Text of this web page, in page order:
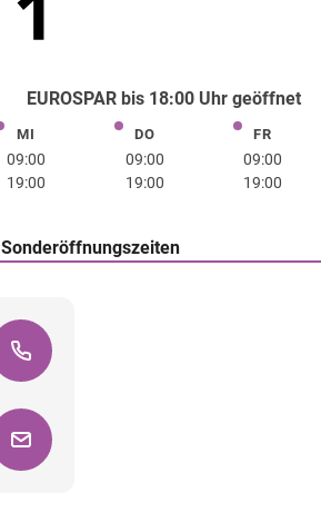
EUROSPAR bis 18:00 Uhr geöffnet
MIMittwoch
09:00
19:00
DODonnerstag
09:00
19:00
FRFreitag
09:00
19:00
Sonderöffnungszeiten